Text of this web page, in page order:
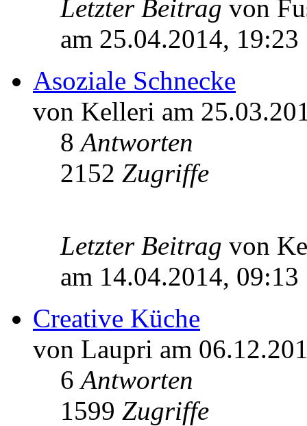
Letzter Beitrag von
am 25.04.2014, 19:23
Asoziale Schnecke
von Kelleri am
8Antworten
2152 Zugriffe
Letzter Beitrag von
am 14.04.2014, 09:13
Creative Küche
von Laupri am
6Antworten
1599 Zugriffe